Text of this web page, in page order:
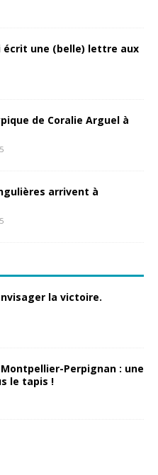
écrit une (belle) lettre aux
de Coralie Arguel à
arrivent à
la victoire.
Perpignan : une
le tapis !